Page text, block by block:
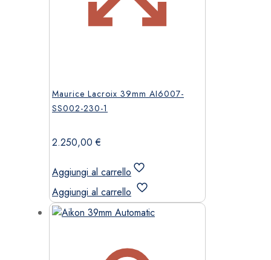
Maurice Lacroix 39mm AI6007-
SS002-230-1
2.250,00€
Aggiungi al carrello
Aggiungi al carrello